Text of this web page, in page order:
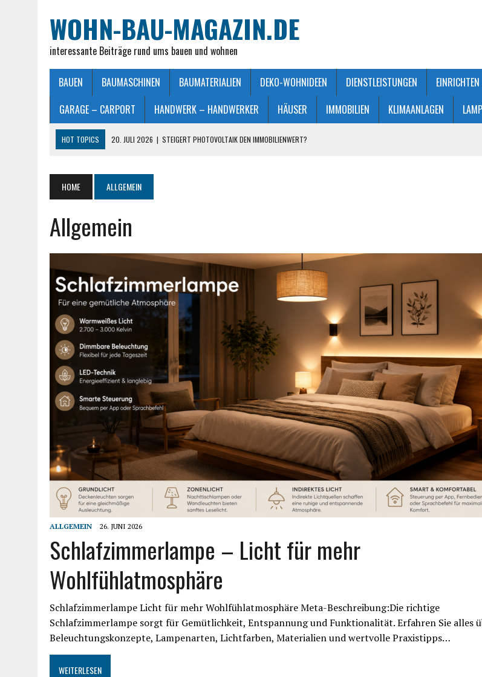
WOHN-BAU-MAGAZIN.DE
interessante Beiträge rund ums bauen und wohnen
BAUEN BAUMASCHINEN BAUMATERIALIEN DEKO-WOHNIDEEN DIENSTLEISTUNGEN
GARAGE – CARPORT
HANDWERK – HANDWERKER HÄUSER IMMOBILIEN KLIMAANLAGEN
HOT TOPICS 20. JULI 2026 | STEIGERT PHOTOVOLTAIK DEN IMMOBILIENWERT?
25. JUNI 2026 | FRANZÖSISCHES DOPPELBETT: MASSE, VORTEILE UND KAUFBERATUNG
23. JULI 2026
SO EINFACH GELINGT – DIE PERFEKTE TERRASSENGESTALTUNG
HOME ALLGEMEIN
Allgemein
ALLGEMEIN 26. JUNI 2026
Schlafzimmerlampe – Licht für mehr
Wohlfühlatmosphäre
Schlafzimmerlampe Licht für mehr Wohlfühlatmosphäre Meta-Beschreibung:Die richtige
Schlafzimmerlampe sorgt für Gemütlichkeit, Entspannung und Funktionalität. Erfahren Sie alles
Beleuchtungskonzepte, Lampenarten, Lichtfarben, Materialien und wertvolle Praxistipps…
WEITERLESEN